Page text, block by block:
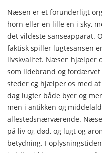
Næsen er et forunderligt
horn eller en lille en i sky,
det vildeste sanseapparat.
faktisk spiller lugtesansen
livskvalitet. Næsen hjælper
som ildebrand og fordærvet
steder og hjælper os med
dag lugter både byer og
men i antikken og
allestedsnærværende.
på liv og død, og lugt og
betydning. I